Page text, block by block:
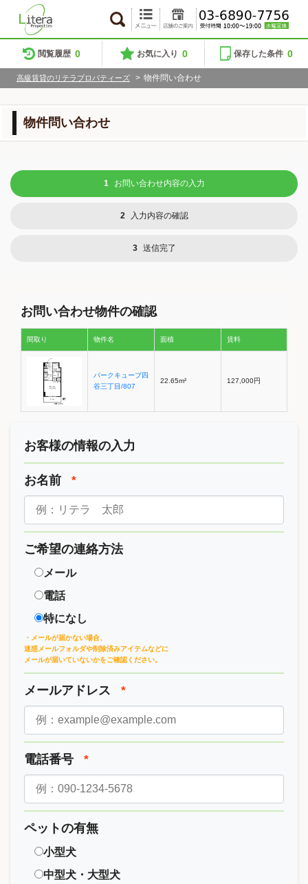
閲覧履歴 0 お気に入り 0 保存した条件 0
高級賃貸のリテラプロパティーズ > 物件問い合わせ
物件問い合わせ
1 お問い合わせ内容の入力
2 入力内容の確認
3 送信完了
お問い合わせ物件の確認
間取り 物件名 面積 賃料
パークキューブ四
谷三丁目/807
22.65m² 127,000円
お客様の情報の入力
お名前 *
ご希望の連絡方法
メール
電話
特になし
・メールが届かない場合、
迷惑メールフォルダや削除済みアイテムなどに
メールが届いていないかをご確認ください。
メールアドレス *
電話番号 *
ペットの有無
小型犬
中型犬・大型犬